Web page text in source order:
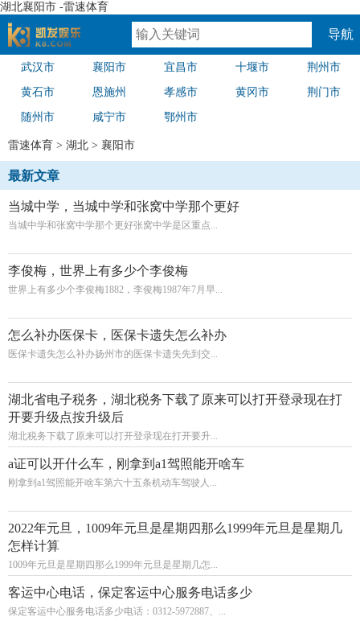
湖北襄阳市 -雷速体育
速体育
导航
武汉市 襄阳市 宜昌市 十堰市 荆州市
黄石市 恩施州 孝感市 黄冈市 荆门市
随州市 咸宁市 鄂州市
雷速体育 > 湖北 > 襄阳市
最新文章
当城中学，当城中学和张窝中学那个更好
当城中学和张窝中学那个更好张窝中学是区重点...
李俊梅，世界上有多少个李俊梅
世界上有多少个李俊梅1882，李俊梅1987年7月早...
怎么补办医保卡，医保卡遗失怎么补办
医保卡遗失怎么补办扬州市的医保卡遗失先到交...
湖北省电子税务，湖北税务下载了原来可以打开登录现在打
开要升级点按升级后
湖北税务下载了原来可以打开登录现在打开要升...
a证可以开什么车，刚拿到a1驾照能开啥车
刚拿到a1驾照能开啥车第六十五条机动车驾驶人...
2022年元旦，1009年元旦是星期四那么1999年元旦是星期几
怎样计算
1009年元旦是星期四那么1999年元旦是星期几怎...
客运中心电话，保定客运中心服务电话多少
保定客运中心服务电话多少电话：0312-5972887、...